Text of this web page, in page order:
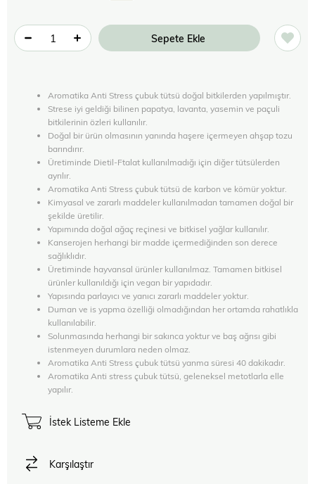
Aromatika Anti Stress çubuk tütsü doğal bitkilerden yapılmıştır.
Strese iyi geldiği bilinen papatya, lavanta, yasemin ve paçuli
bitkilerinin özleri kullanılır.
Doğal bir ürün olmasının yanında haşere içermeyen ahşap tozu
barındırır.
Üretiminde Dietil-Ftalat kullanılmadığı için diğer tütsülerden
ayrılır.
Aromatika Anti Stress çubuk tütsü de karbon ve kömür yoktur.
Kimyasal ve zararlı maddeler kullanılmadan tamamen doğal bir
şekilde üretilir.
Yapımında doğal ağaç reçinesi ve bitkisel yağlar kullanılır.
Kanserojen herhangi bir madde içermediğinden son derece
sağlıklıdır.
Üretiminde hayvansal ürünler kullanılmaz. Tamamen bitkisel
ürünler kullanıldığı için vegan bir yapıdadır.
Yapısında parlayıcı ve yanıcı zararlı maddeler yoktur.
Duman ve is yapma özelliği olmadığından her ortamda rahatlıkla
kullanılabilir.
Solunmasında herhangi bir sakınca yoktur ve baş ağrısı gibi
istenmeyen durumlara neden olmaz.
Aromatika Anti Stress çubuk tütsü yanma süresi 40 dakikadır.
Aromatika Anti stress çubuk tütsü, geleneksel metotlarla elle
yapılır.
İstek Listeme Ekle
Karşılaştır